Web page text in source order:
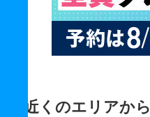
近くのエリアから